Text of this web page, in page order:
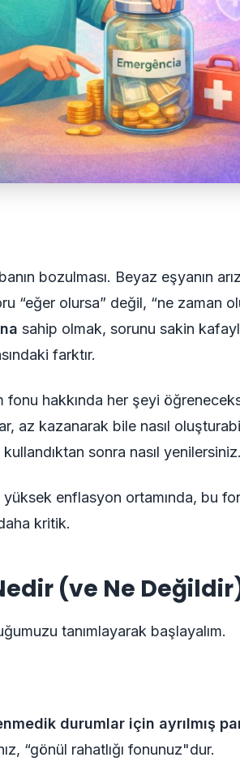
bozulması. Beyaz eşyanın
“eğer olursa” değil, “ne zaman
sahip olmak, sorunu sakin
farktır.
fonu hakkında her şeyi
az kazanarak bile nasıl
sonra nasıl yenilersiniz.
yüksek enflasyon ortamında, bu
kritik.
(ve Ne
tanımlayarak başlayalım.
durumlar için ayrılmış
“gönül rahatlığı fonunuz"dur.